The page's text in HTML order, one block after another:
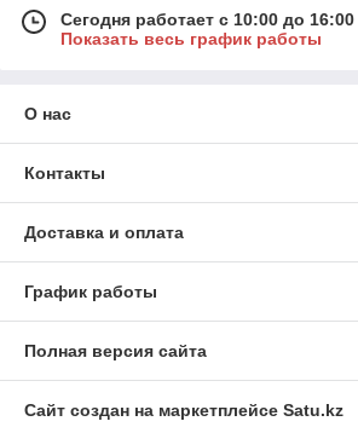
Сегодня работает с 10:00 до 16:00
Показать весь график работы
О нас
Контакты
Доставка и оплата
График работы
Полная версия сайта
Сайт создан на маркетплейсе Satu.kz